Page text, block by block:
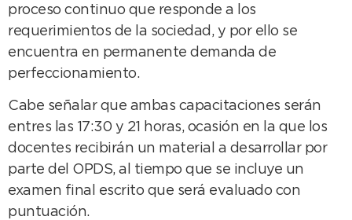
proceso continuo que responde a los
requerimientos de la sociedad, y por ello se
encuentra en permanente demanda de
perfeccionamiento.
Cabe señalar que ambas capacitaciones serán
entres las 17:30 y 21 horas, ocasión en la que los
docentes recibirán un material a desarrollar por
parte del OPDS, al tiempo que se incluye un
examen final escrito que será evaluado con
puntuación.